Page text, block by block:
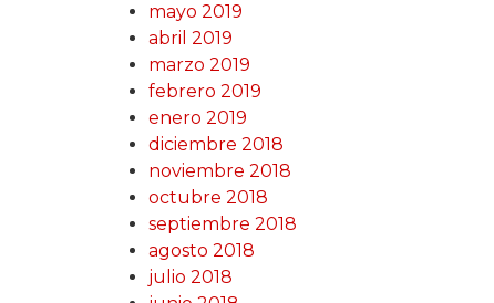
mayo 2019
abril 2019
marzo 2019
febrero 2019
enero 2019
diciembre 2018
noviembre 2018
octubre 2018
septiembre 2018
agosto 2018
julio 2018